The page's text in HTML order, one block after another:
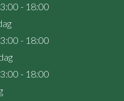
- 18:00
- 18:00
- 18:00